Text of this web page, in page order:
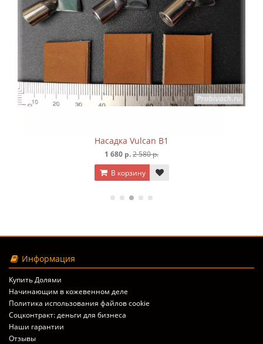
Насадка Vulcan B1
1 680 р.2 580 р.
В корзину
Информация
Купить Долями
Начинающим в кожевенном деле
Политика использования файлов cookie
Соцконтракт: деньги для бизнеса
Наши гарантии
Отзывы